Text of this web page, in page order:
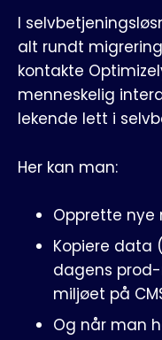
I
alt rundt
kontakte
menneskelig
lekende lett i
Her kan man:
Opprette nye
Kopiere data
dagens prod-
miljøet på
Og når man